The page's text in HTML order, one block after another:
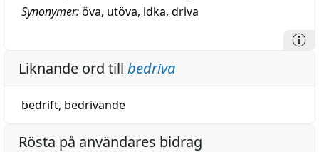
Synonymer:öva, utöva, idka, driva
Liknande ord till bedriva
bedrift, bedrivande
Rösta på användares bidrag